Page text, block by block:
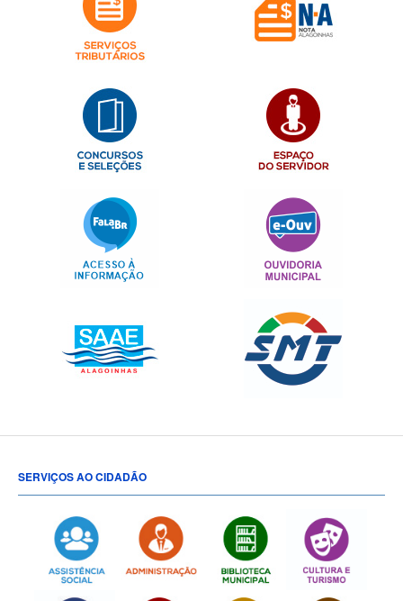
SERVIÇOS AO CIDADÃO